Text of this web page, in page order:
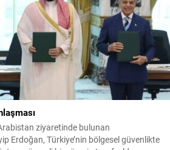
ziyaretinde bulunan
Erdoğan, Türkiye’nin bölgesel güvenlikte